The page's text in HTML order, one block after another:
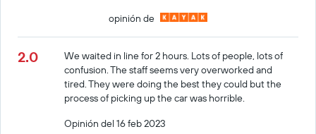
opinión de
2.0
We waited in line for 2 hours. Lots of people, lots of
confusion. The staff seems very overworked and
tired. They were doing the best they could but the
process of picking up the car was horrible.
Opinión del 16 feb 2023